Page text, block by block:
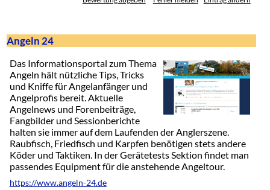
Angeln 24
Das Informationsportal zum Thema
Angeln hält nützliche Tips, Tricks
und Kniffe für Angelanfänger und
Angelprofis bereit. Aktuelle
Angelnews und Forenbeiträge,
Fangbilder und Sessionberichte
halten sie immer auf dem Laufenden der Anglerszene.
Raubfisch, Friedfisch und Karpfen benötigen stets andere
Köder und Taktiken. In der Gerätetests Sektion findet man
passendes Equipment für die anstehende Angeltour.
https://www.angeln-24.de